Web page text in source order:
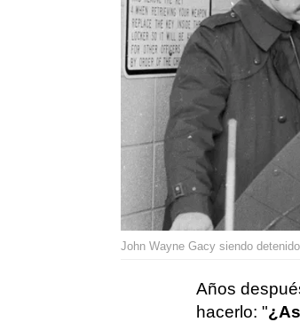
John Wayne Gacy siendo
Años
hacerlo: "